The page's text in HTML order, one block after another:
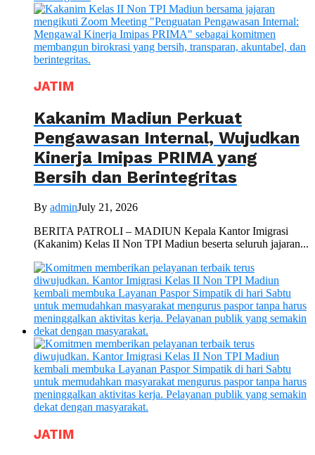
JATIM
Kakanim Madiun Perkuat
Pengawasan Internal, Wujudkan
Kinerja Imipas PRIMA yang
Bersih dan Berintegritas
By adminJuly 21, 2026
BERITA PATROLI – MADIUN Kepala Kantor Imigrasi
(Kakanim) Kelas II Non TPI Madiun beserta seluruh jajaran...
JATIM